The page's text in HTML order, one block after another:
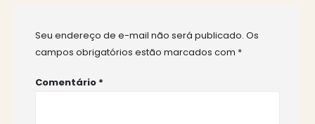
Seu endereço de e-mail não será publicado. Os
campos obrigatórios estão marcados com *
Comentário *